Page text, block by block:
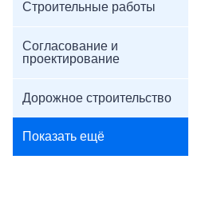
Строительные работы
Согласование и
проектирование
Дорожное строительство
Показать ещё